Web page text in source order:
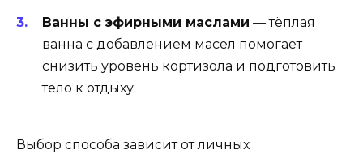
Ванны с эфирными маслами — тёплая
ванна с добавлением масел помогает
снизить уровень кортизола и подготовить
тело к отдыху.
Выбор способа зависит от личных